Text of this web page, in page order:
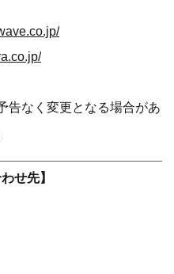
告なく変更となる場合があ
せ先】